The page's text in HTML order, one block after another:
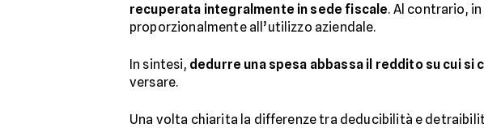
recuperata integralmente in sede fiscale. Al contrario,
proporzionalmente all’utilizzo aziendale.
In sintesi, dedurre una spesa abbassa il reddito su cui si
versare.
Una volta chiarita la differenze tra deducibilità e